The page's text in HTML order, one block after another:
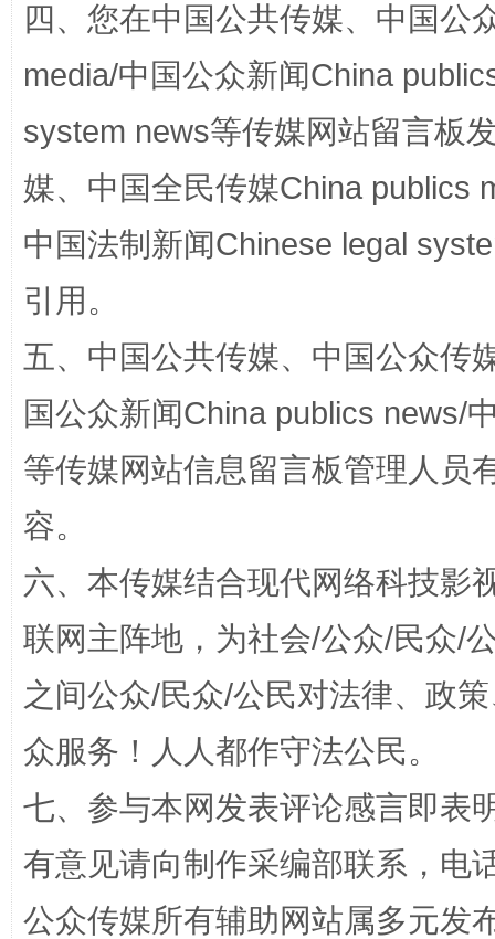
完善运行机制助力责任有效落实 一纸欠
千年窑火 生生不息
四、您在中国公共传媒、中国公
media/中国公众新闻China
system news等传媒网站留言板
媒、中国全民传媒China publics
中国法制新闻Chinese legal
引用。
五、中国公共传媒、中国公众传
国公众新闻China publics news/
等传媒网站信息留言板管理人员
容。
六、本传媒结合现代网络科技影
联网主阵地，为社会/公众/民众/
之间公众/民众/公民对法律、政
众服务！人人都作守法公民。
七、参与本网发表评论感言即表
有意见请向制作采编部联系，电
公众传媒所有辅助网站属多元发